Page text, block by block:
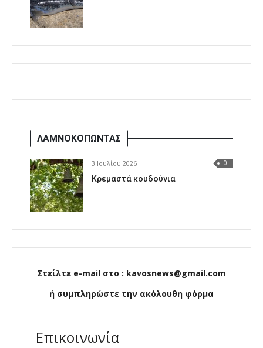
ΛΑΜΝΟΚΟΠΩΝΤΑΣ
3 Ιουλίου 2026 0
Κρεμαστά κουδούνια
Στείλτε e-mail στο : kavosnews@gmail.com
ή συμπληρώστε την ακόλουθη φόρμα
Επικοινωνία